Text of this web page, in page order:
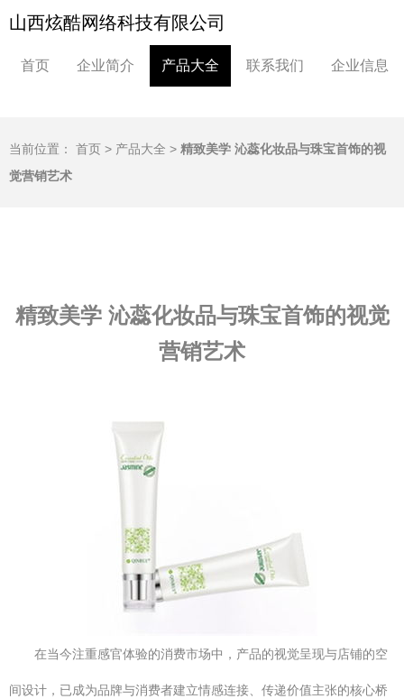
山西炫酷网络科技有限公司
首页 企业简介 产品大全 联系我们 企业信息
当前位置： 首页 > 产品大全 > 精致美学 沁蕊化妆品与珠宝首饰的视
觉营销艺术
精致美学 沁蕊化妆品与珠宝首饰的视觉
营销艺术
在当今注重感官体验的消费市场中，产品的视觉呈现与店铺的空
间设计，已成为品牌与消费者建立情感连接、传递价值主张的核心桥